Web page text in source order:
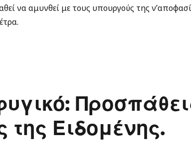
να αμυνθεί με τους υπουργούς της
της Ειδομένης.